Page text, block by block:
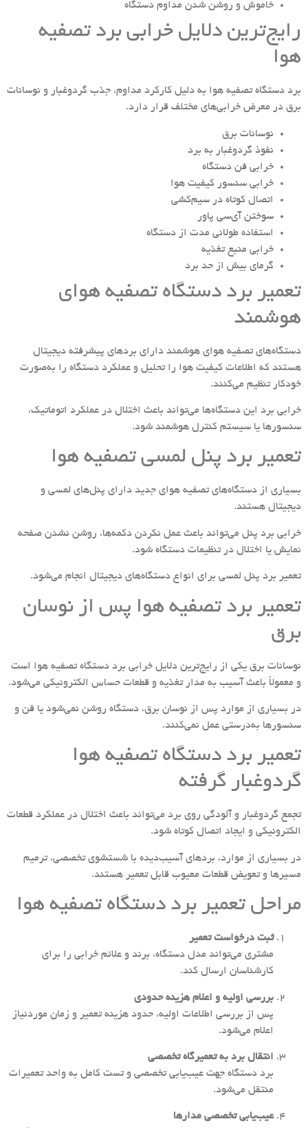
خاموش و روشن شدن مداوم دستگاه
رایج‌ترین دلایل خرابی برد تصفیه
هوا
برد دستگاه تصفیه هوا به دلیل کارکرد مداوم، جذب گردوغبار و نوسانات
برق در معرض خرابی‌های مختلف قرار دارد.
نوسانات برق
نفوذ گردوغبار به برد
خرابی فن دستگاه
خرابی سنسور کیفیت هوا
اتصال کوتاه در سیم‌کشی
سوختن آی‌سی پاور
استفاده طولانی مدت از دستگاه
خرابی منبع تغذیه
گرمای بیش از حد برد
تعمیر برد دستگاه تصفیه هوای
هوشمند
دستگاه‌های تصفیه هوای هوشمند دارای بردهای پیشرفته دیجیتال
هستند که اطلاعات کیفیت هوا را تحلیل و عملکرد دستگاه را به‌صورت
خودکار تنظیم می‌کنند.
خرابی برد این دستگاه‌ها می‌تواند باعث اختلال در عملکرد اتوماتیک،
سنسورها یا سیستم کنترل هوشمند شود.
تعمیر برد پنل لمسی تصفیه هوا
بسیاری از دستگاه‌های تصفیه هوای جدید دارای پنل‌های لمسی و
دیجیتال هستند.
خرابی برد پنل می‌تواند باعث عمل نکردن دکمه‌ها، روشن نشدن صفحه
نمایش یا اختلال در تنظیمات دستگاه شود.
تعمیر برد پنل لمسی برای انواع دستگاه‌های دیجیتال انجام می‌شود.
تعمیر برد تصفیه هوا پس از نوسان
برق
نوسانات برق یکی از رایج‌ترین دلایل خرابی برد دستگاه تصفیه هوا است
و معمولاً باعث آسیب به مدار تغذیه و قطعات حساس الکترونیکی می‌شود.
در بسیاری از موارد پس از نوسان برق، دستگاه روشن نمی‌شود یا فن و
سنسورها به‌درستی عمل نمی‌کنند.
تعمیر برد دستگاه تصفیه هوا
گردوغبار گرفته
تجمع گردوغبار و آلودگی روی برد می‌تواند باعث اختلال در عملکرد قطعات
الکترونیکی و ایجاد اتصال کوتاه شود.
در بسیاری از موارد، بردهای آسیب‌دیده با شستشوی تخصصی، ترمیم
مسیرها و تعویض قطعات معیوب قابل تعمیر هستند.
مراحل تعمیر برد دستگاه تصفیه هوا
ثبت درخواست تعمیر
مشتری می‌تواند مدل دستگاه، برند و علائم خرابی را برای
کارشناسان ارسال کند.
بررسی اولیه و اعلام هزینه حدودی
پس از بررسی اطلاعات اولیه، حدود هزینه تعمیر و زمان موردنیاز
اعلام می‌شود.
انتقال برد به تعمیرگاه تخصصی
برد دستگاه جهت عیب‌یابی تخصصی و تست کامل به واحد تعمیرات
منتقل می‌شود.
عیب‌یابی تخصصی مدارها